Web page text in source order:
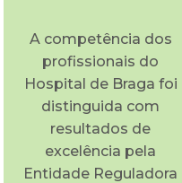
A competência dos
profissionais do
Hospital de Braga foi
distinguida com
resultados de
excelência pela
Entidade Reguladora